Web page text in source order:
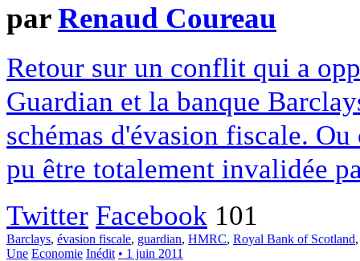
parRenaud Coureau
Retour sur un conflit qui a
Guardian et la banque
schémas d'évasion fiscale.
pu être totalement invalidée
Twitter Facebook 101
Barclays, évasion fiscale, guardian, HMRC, Royal Bank of Scotland
Une Economie Inédit • 1 juin 2011